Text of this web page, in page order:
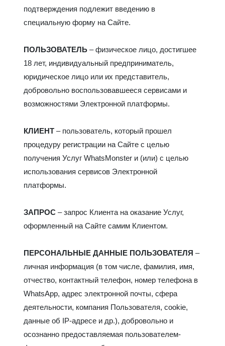
подтверждения подлежит введению в
специальную форму на Сайте.
ПОЛЬЗОВАТЕЛЬ – физическое лицо, достигшее
18 лет, индивидуальный предприниматель,
юридическое лицо или их представитель,
добровольно воспользовавшееся сервисами и
возможностями Электронной платформы.
КЛИЕНТ – пользователь, который прошел
процедуру регистрации на Сайте с целью
получения Услуг WhatsMonster и (или) с целью
использования сервисов Электронной
платформы.
ЗАПРОС – запрос Клиента на оказание Услуг,
оформленный на Сайте самим Клиентом.
ПЕРСОНАЛЬНЫЕ ДАННЫЕ ПОЛЬЗОВАТЕЛЯ –
личная информация (в том числе, фамилия, имя,
отчество, контактный телефон, номер телефона в
WhatsApp, адрес электронной почты, сфера
деятельности, компания Пользователя, cookie,
данные об IP-адресе и др.), добровольно и
осознанно предоставляемая пользователем-